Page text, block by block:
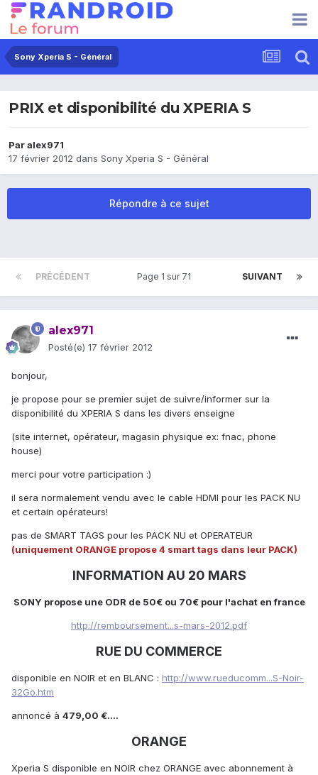
Sony Xperia S - Général
PRIX et disponibilité du XPERIA S
Paralex971
17 février 2012 dans Sony Xperia S - Général
Répondre à ce sujet
PRÉCÉDENT SUIVANT
Page 1 sur 71
alex971
Posté(e) 17 février 2012
bonjour,
je propose pour se premier sujet de suivre/informer sur la
disponibilité du XPERIA S dans les divers enseigne
(site internet, opérateur, magasin physique ex: fnac, phone
house)
merci pour votre participation :)
il sera normalement vendu avec le cable HDMI pour les PACK NU
et certain opérateurs!
pas de SMART TAGS pour les PACK NU et OPERATEUR
(uniquement ORANGE propose 4 smart tags dans leur PACK)
INFORMATION AU 20 MARS
SONY propose une ODR de 50€ ou 70€ pour l'achat en france
http://remboursement...s-mars-2012.pdf
RUE DU COMMERCE
disponible en NOIR et en BLANC : http://www.rueducomm...S-Noir-
32Go.htm
annoncé à 479,00 €....
ORANGE
Xperia S disponible en NOIR chez ORANGE avec abonnement à